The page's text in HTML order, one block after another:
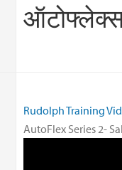
ऑटोफ्लेक्स
Rudolph Training
AutoFlex Series 2-